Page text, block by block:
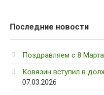
Последние новости
Поздравляем с 8
Ковязин вступил в
07.03.2026